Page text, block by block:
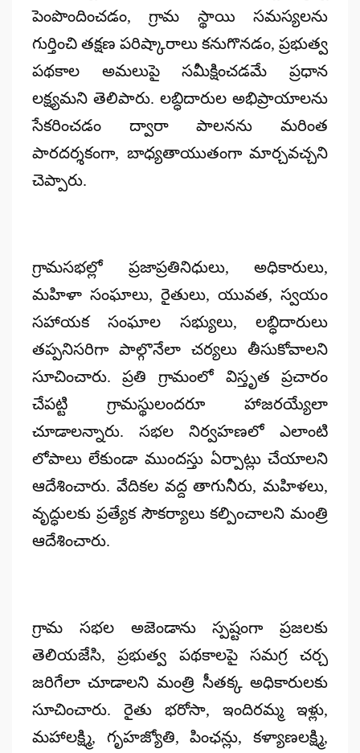
పెంపొందించడం, గ్రామ స్థాయి సమస్యలను
గుర్తించి తక్షణ పరిష్కారాలు కనుగొనడం, ప్రభుత్వ
పథకాల అమలుపై సమీక్షించడమే ప్రధాన
లక్ష్యమని తెలిపారు. లబ్ధిదారుల అభిప్రాయాలను
సేకరించడం ద్వారా పాలనను మరింత
పారదర్శకంగా, బాధ్యతాయుతంగా మార్చవచ్చని
చెప్పారు.
గ్రామసభల్లో ప్రజాప్రతినిధులు, అధికారులు,
మహిళా సంఘాలు, రైతులు, యువత, స్వయం
సహాయక సంఘాల సభ్యులు, లబ్ధిదారులు
తప్పనిసరిగా పాల్గొనేలా చర్యలు తీసుకోవాలని
సూచించారు. ప్రతి గ్రామంలో విస్తృత ప్రచారం
చేపట్టి గ్రామస్థులందరూ హాజరయ్యేలా
చూడాలన్నారు. సభల నిర్వహణలో ఎలాంటి
లోపాలు లేకుండా ముందస్తు ఏర్పాట్లు చేయాలని
ఆదేశించారు. వేదికల వద్ద తాగునీరు, మహిళలు,
వృద్ధులకు ప్రత్యేక సౌకర్యాలు కల్పించాలని మంత్రి
ఆదేశించారు.
గ్రామ సభల అజెండాను స్పష్టంగా ప్రజలకు
తెలియజేసి, ప్రభుత్వ పథకాలపై సమగ్ర చర్చ
జరిగేలా చూడాలని మంత్రి సీతక్క అధికారులకు
సూచించారు. రైతు భరోసా, ఇందిరమ్మ ఇళ్లు,
మహాలక్ష్మి, గృహజ్యోతి, పింఛన్లు, కళ్యాణలక్ష్మి,